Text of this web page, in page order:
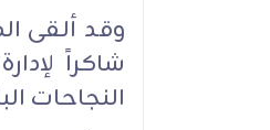
وقد ألقى
شاكراً
النجاحات